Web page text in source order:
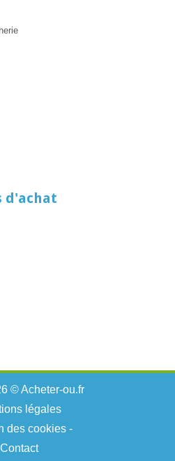
d'achat
© Acheter-ou.fr
légales
des cookies-
Contact